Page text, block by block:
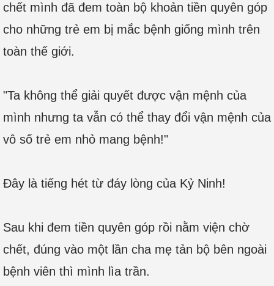
chết mình đã đem toàn bộ khoản tiền quyên góp
cho những trẻ em bị mắc bệnh giống mình trên
toàn thế giới.
"Ta không thể giải quyết được vận mệnh của
mình nhưng ta vẫn có thể thay đổi vận mệnh của
vô số trẻ em nhỏ mang bệnh!"
Đây là tiếng hét từ đáy lòng của Kỷ Ninh!
Sau khi đem tiền quyên góp rồi nằm viện chờ
chết, đúng vào một lần cha mẹ tản bộ bên ngoài
bệnh viên thì mình lìa trần.